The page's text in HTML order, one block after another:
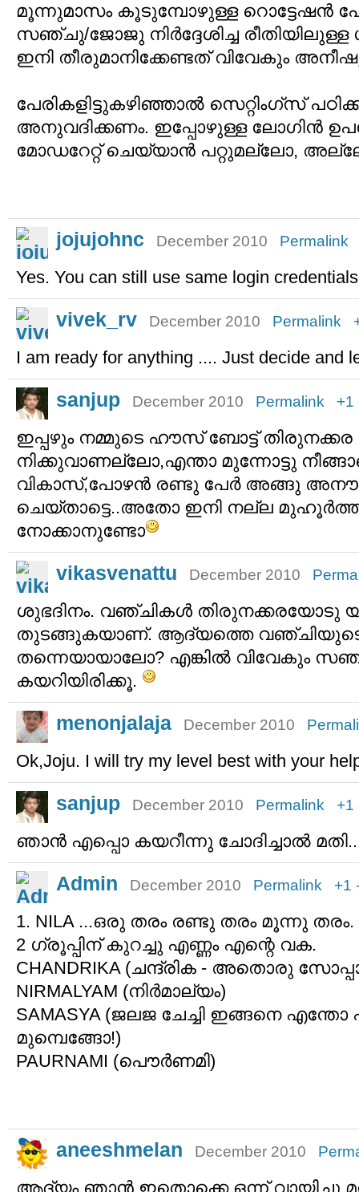
മൂന്നുമാസം കൂടുമ്പോഴുള്ള റൊട്ടേഷൻ
സഞ്ചു/ജോജു നിർദ്ദേശിച്ച
ഇനി തീരുമാനിക്കേണ്ടത് വിവേകും
പേരികളിട്ടുകഴിഞ്ഞാൽ സെറ്റിംഗ്സ്
അനുവദിക്കണം. ഇപ്പോഴുള്ള ലോഗിൻ
മോഡറേറ്റ് ചെയ്യാൻ പറ്റുമല്ലോ,
jojujohnc December 2010 Permalink
Yes. You can still use same login credentials
vivek_rv December 2010 Permalink
I am ready for anything .... Just decide and
sanjup December 2010 Permalink +1
ഇപ്പഴും നമ്മുടെ ഹൗസ് ബോട്ട് തിരുനക്കര
നിക്കുവാണല്ലോ,എന്താ മുന്നോട്ടു
വികാസ്,പോഴന്‍ രണ്ടു പേര്‍ അങ്ങു
ചെയ്താട്ടെ..അതോ ഇനി നല്ല
നോക്കാനുണ്ടോ
vikasvenattu December 2010
ശുഭദിനം. വഞ്ചികള്‍ തിരുനക്കരയോടു
തുടങ്ങുകയാണ്. ആദ്യത്തെ വഞ്ചിയുടെ
തന്നെയായാലോ? എങ്കില്‍ വിവേകും
കയറിയിരിക്കൂ.
menonjalaja December 2010
Ok,Joju. I will try my level best with your
sanjup December 2010 Permalink +1
ഞാന്‍ എപ്പൊ കയറീന്നു ചോദിച്ചാല്‍
Admin December 2010 Permalink +1
1. NILA ...ഒരു തരം രണ്ടു തരം മൂന്നു തരം.
2 ഗ്രൂപ്പിന് കുറച്ചു എണ്ണം എന്റെ വക.
CHANDRIKA (ചന്ദ്രിക - അതൊരു
NIRMALYAM (നിര്‍മാല്യം)
SAMASYA (ജലജ ചേച്ചി ഇങ്ങനെ
മുമ്പെങ്ങോ!)
PAURNAMI (പൌര്‍ണമി)
aneeshmelan December 2010
ആദ്യം ഞാന്‍ ഇതൊക്കെ ഒന്ന് വായിച്ചു